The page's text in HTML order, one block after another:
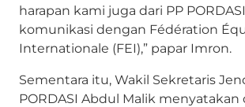
harapan kami juga dari PP
komunikasi dengan Fédération
Internationale (FEI),” papar Imron.
Sementara itu, Wakil Sekretaris
PORDASI Abdul Malik